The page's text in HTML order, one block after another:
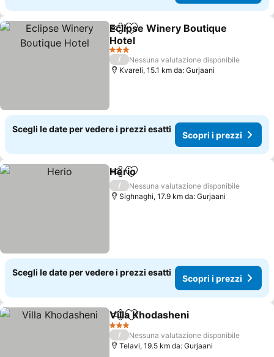
CondividiAggiungi ai preferiti
Eclipse Winery Boutique
Hotel
3 Stelle
/
Nessuna valutazione disponibile
Kvareli, 15.1 km da: Gurjaani
Scegli le date per vedere i prezzi esatti
Scopri i prezzi
CondividiAggiungi ai preferiti
Herio
/
Nessuna valutazione disponibile
Sighnaghi, 17.9 km da: Gurjaani
Scegli le date per vedere i prezzi esatti
Scopri i prezzi
CondividiAggiungi ai preferiti
Villa Khodasheni
3 Stelle
/
Nessuna valutazione disponibile
Telavi, 19.5 km da: Gurjaani